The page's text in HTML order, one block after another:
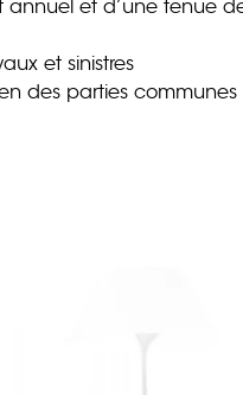
et d’une tenue
et sinistres
des parties communes